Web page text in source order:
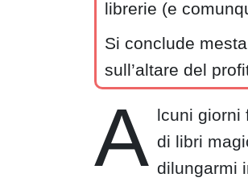
librerie (e
Si conclude
sull’altare del
A lcuni giorni
di libri
dilungarmi